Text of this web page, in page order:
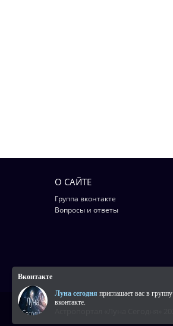
О САЙТЕ
Группа вконтакте
Вопросы и ответы
Вконтакте
Луна сегодня приглашает вас в группу
вконтакте.